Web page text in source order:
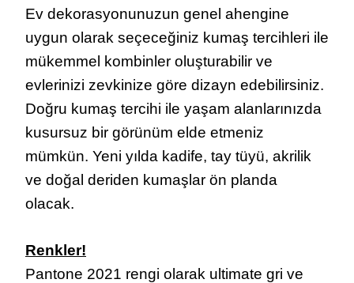
Ev dekorasyonunuzun genel ahengine
uygun olarak seçeceğiniz kumaş tercihleri ile
mükemmel kombinler oluşturabilir ve
evlerinizi zevkinize göre dizayn edebilirsiniz.
Doğru kumaş tercihi ile yaşam alanlarınızda
kusursuz bir görünüm elde etmeniz
mümkün. Yeni yılda kadife, tay tüyü, akrilik
ve doğal deriden kumaşlar ön planda
olacak.
Renkler!
Pantone 2021 rengi olarak ultimate gri ve